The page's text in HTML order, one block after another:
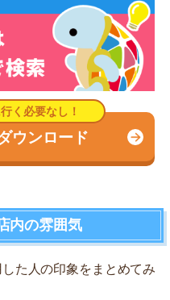
ウンロード
内の雰囲気
た人の印象をまとめてみ